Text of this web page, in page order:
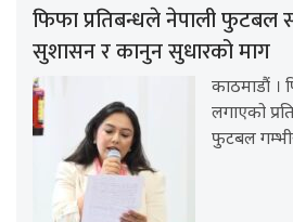
फिफा प्रतिबन्धले नेपाली
सुशासन र कानुन सुधारको माग
काठमाडौं ।
लगाएको
फुटबल